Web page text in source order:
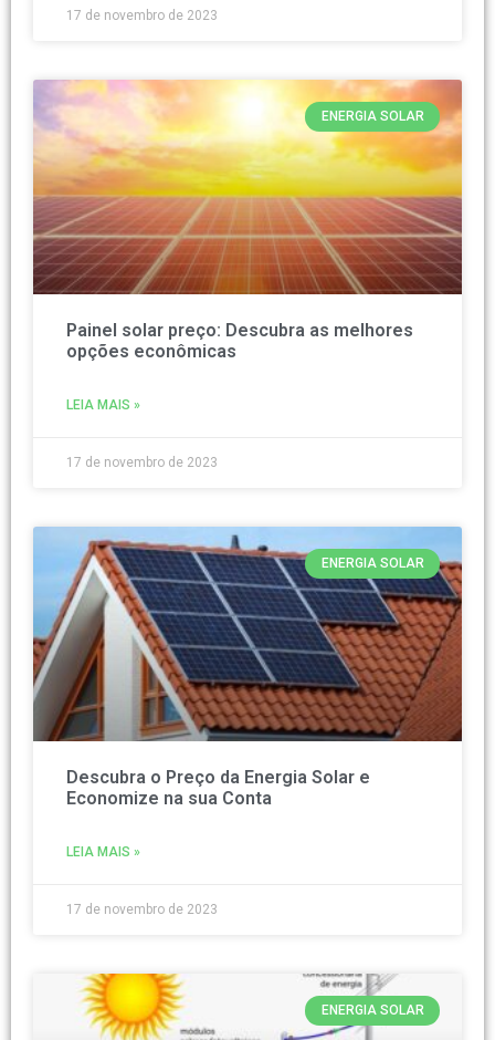
17 de novembro de 2023
ENERGIA SOLAR
Painel solar preço: Descubra as melhores
opções econômicas
LEIA MAIS »
17 de novembro de 2023
ENERGIA SOLAR
Descubra o Preço da Energia Solar e
Economize na sua Conta
LEIA MAIS »
17 de novembro de 2023
ENERGIA SOLAR